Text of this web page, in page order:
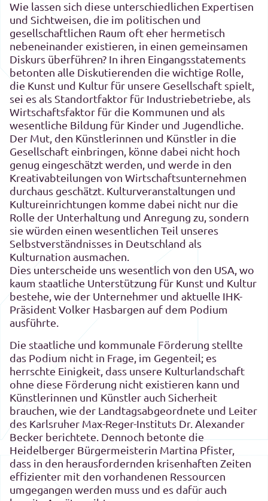
Wie lassen sich diese unterschiedlichen Expertisen
und Sichtweisen, die im politischen und
gesellschaftlichen Raum oft eher hermetisch
nebeneinander existieren, in einen gemeinsamen
Diskurs überführen? In ihren Eingangsstatements
betonten alle Diskutierenden die wichtige Rolle,
die Kunst und Kultur für unsere Gesellschaft spielt,
sei es als Standortfaktor für Industriebetriebe, als
Wirtschaftsfaktor für die Kommunen und als
wesentliche Bildung für Kinder und Jugendliche.
Der Mut, den Künstlerinnen und Künstler in die
Gesellschaft einbringen, könne dabei nicht hoch
genug eingeschätzt werden, und werde in den
Kreativabteilungen von Wirtschaftsunternehmen
durchaus geschätzt. Kulturveranstaltungen und
Kultureinrichtungen komme dabei nicht nur die
Rolle der Unterhaltung und Anregung zu, sondern
sie würden einen wesentlichen Teil unseres
Selbstverständnisses in Deutschland als
Kulturnation ausmachen.
Dies unterscheide uns wesentlich von den USA, wo
kaum staatliche Unterstützung für Kunst und Kultur
bestehe, wie der Unternehmer und aktuelle IHK-
Präsident Volker Hasbargen auf dem Podium
ausführte.
Die staatliche und kommunale Förderung stellte
das Podium nicht in Frage, im Gegenteil; es
herrschte Einigkeit, dass unsere Kulturlandschaft
ohne diese Förderung nicht existieren kann und
Künstlerinnen und Künstler auch Sicherheit
brauchen, wie der Landtagsabgeordnete und Leiter
des Karlsruher Max-Reger-Instituts Dr. Alexander
Becker berichtete. Dennoch betonte die
Heidelberger Bürgermeisterin Martina Pfister,
dass in den herausfordernden krisenhaften Zeiten
effizienter mit den vorhandenen Ressourcen
umgegangen werden muss und es dafür auch